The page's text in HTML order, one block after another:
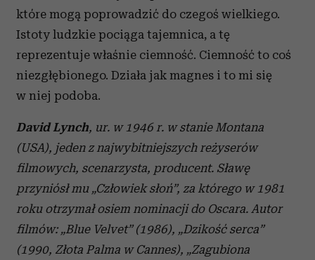
które mogą poprowadzić do czegoś wielkiego.
Istoty ludzkie pociąga tajemnica, a tę
reprezentuje właśnie ciemność. Ciemność to coś
niezgłębionego. Działa jak magnes i to mi się
w niej podoba.
David Lynch, ur. w 1946 r. w stanie Montana
(USA), jeden z najwybitniejszych reżyserów
filmowych, scenarzysta, producent. Sławę
przyniósł mu „Człowiek słoń”, za którego w 1981
roku otrzymał osiem nominacji do Oscara. Autor
filmów: „Blue Velvet” (1986), „Dzikość serca”
(1990, Złota Palma w Cannes), „Zagubiona